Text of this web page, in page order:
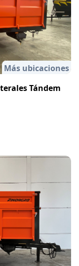
Más ubicaciones
Tándem